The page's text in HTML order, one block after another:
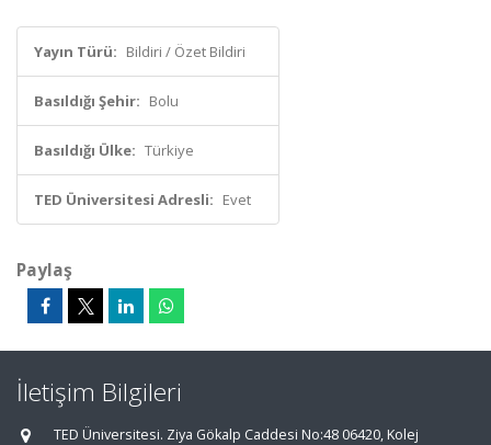
Yayın Türü: Bildiri / Özet Bildiri
Basıldığı Şehir: Bolu
Basıldığı Ülke: Türkiye
TED Üniversitesi Adresli: Evet
Paylaş
İletişim Bilgileri
TED Üniversitesi. Ziya Gökalp Caddesi No:48 06420, Kolej